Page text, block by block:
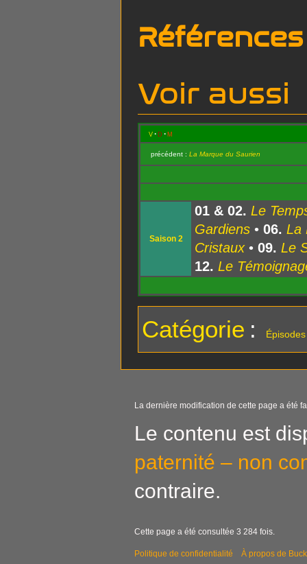
Références
Voir aussi
v d m
précédent :La Marque du Saurien
Saison 2
01 & 02. Le
Gardiens •06. La
Cristaux•09. Le
12. Le
Catégorie : Épisodes
La dernière modification de cette page a été
Le contenu est
paternité – non
contraire.
Cette page a été consultée 3 284 fois.
Politique de confidentialité À propos de